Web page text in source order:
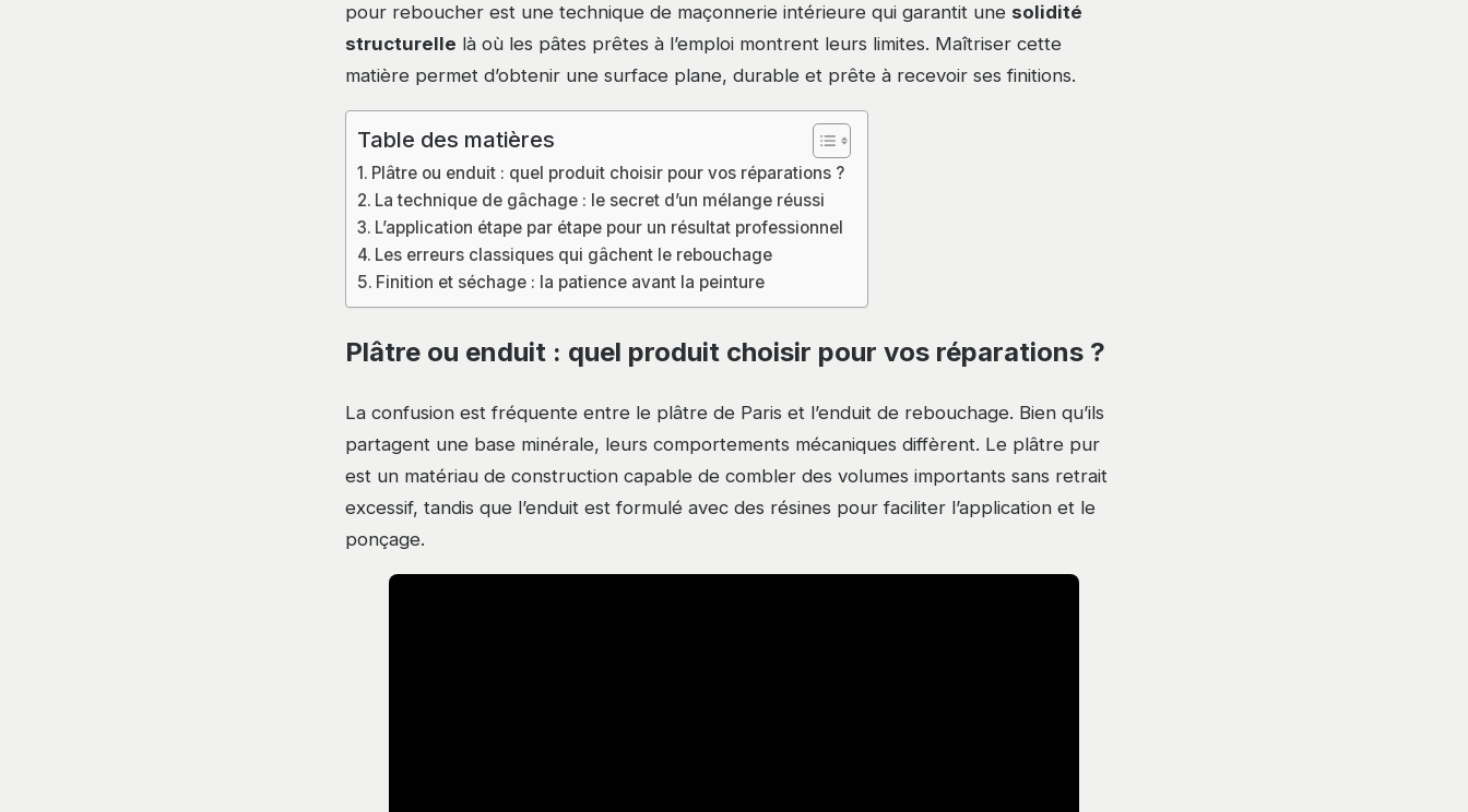
pour reboucher est une technique de maçonnerie intérieure qui garantit une solidité
structurelle là où les pâtes prêtes à l’emploi montrent leurs limites. Maîtriser cette
matière permet d’obtenir une surface plane, durable et prête à recevoir ses finitions.
Table des matières
Plâtre ou enduit : quel produit choisir pour vos réparations ?
La technique de gâchage : le secret d’un mélange réussi
L’application étape par étape pour un résultat professionnel
Les erreurs classiques qui gâchent le rebouchage
Finition et séchage : la patience avant la peinture
Plâtre ou enduit : quel produit choisir pour vos réparations ?
La confusion est fréquente entre le plâtre de Paris et l’enduit de rebouchage. Bien qu’ils
partagent une base minérale, leurs comportements mécaniques diffèrent. Le plâtre pur
est un matériau de construction capable de combler des volumes importants sans retrait
excessif, tandis que l’enduit est formulé avec des résines pour faciliter l’application et le
ponçage.